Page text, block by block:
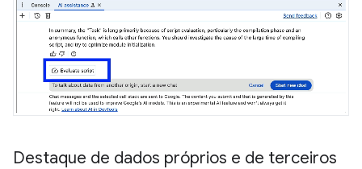
Destaque de dados próprios e de terceiros